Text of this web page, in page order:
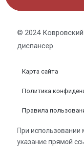
© 2024
диспансер
Карта сайта
Политика
Правила
При использовании
указание прямой